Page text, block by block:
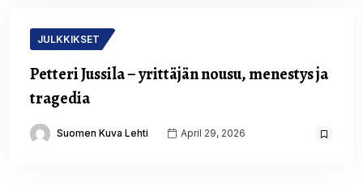
JULKKIKSET
Petteri Jussila – yrittäjän nousu, menestys ja
tragedia
Suomen Kuva Lehti April 29, 2026